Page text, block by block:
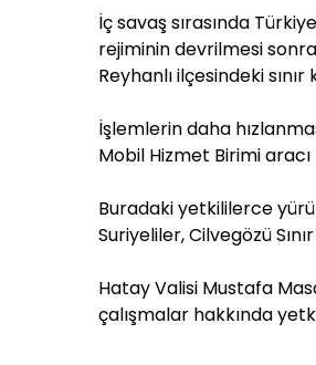
İç savaş sırasında
rejiminin devrilmesi
Reyhanlı ilçesindeki
İşlemlerin daha
Mobil Hizmet Birimi aracı
Buradaki yetkililerce
Suriyeliler, Cilvegözü
Hatay Valisi Mustafa
çalışmalar hakkında